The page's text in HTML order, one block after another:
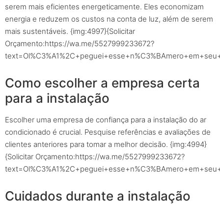
serem mais eficientes energeticamente. Eles economizam
energia e reduzem os custos na conta de luz, além de serem
mais sustentáveis. {img:4997}{Solicitar
Orçamento:https://wa.me/5527999233672?
Como escolher a empresa certa
para a instalação
Escolher uma empresa de confiança para a instalação do ar
condicionado é crucial. Pesquise referências e avaliações de
clientes anteriores para tomar a melhor decisão. {img:4994}
{Solicitar Orçamento:https://wa.me/5527999233672?
Cuidados durante a instalação